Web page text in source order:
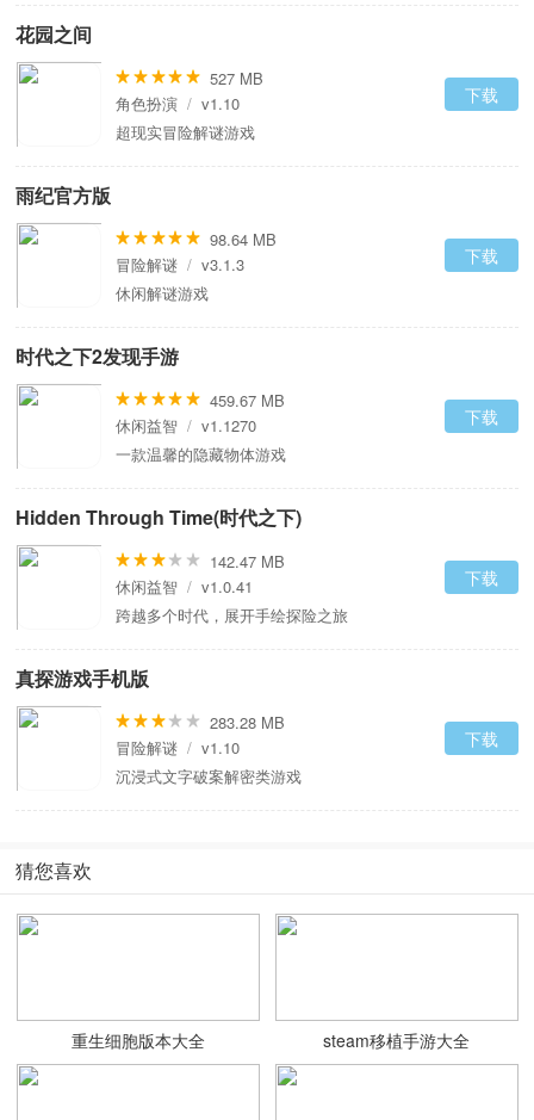
花园之间
527 MB
角色扮演 / v1.10
超现实冒险解谜游戏
下载
雨纪官方版
98.64 MB
冒险解谜 / v3.1.3
休闲解谜游戏
下载
时代之下2发现手游
459.67 MB
休闲益智 / v1.1270
一款温馨的隐藏物体游戏
下载
Hidden Through Time(时代之下)
142.47 MB
休闲益智 / v1.0.41
跨越多个时代，展开手绘探险之旅
下载
真探游戏手机版
283.28 MB
冒险解谜 / v1.10
沉浸式文字破案解密类游戏
下载
猜您喜欢
重生细胞版本大全 steam移植手游大全